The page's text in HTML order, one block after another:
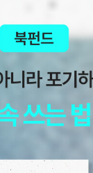
이 인생책으로 꼽
의 무기가 되는가
실용적인 도구다.
념을 일과 인간관계
블로그에서 많이 추
답했다, 마땅히 살